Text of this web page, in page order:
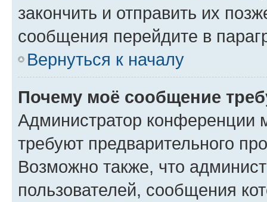
закончить и отправить их
сообщения перейдите в
Вернуться к началу
Почему моё сообщение
Администратор конференции
требуют предварительного
Возможно также, что
пользователей, сообщения